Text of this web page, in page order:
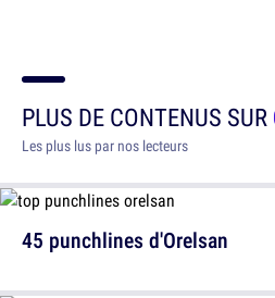
PLUS DE CONTENUS SUR
Les plus lus par nos lecteurs
45 punchlines d'Orelsan